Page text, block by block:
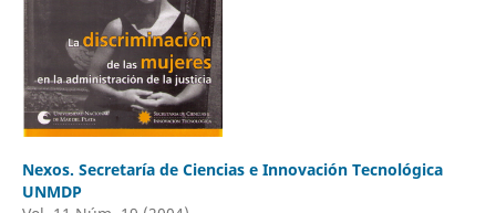
Nexos. Secretaría de Ciencias e Innovación Tecnológica
UNMDP